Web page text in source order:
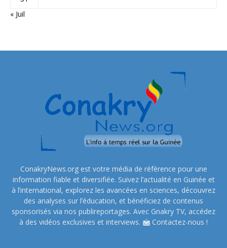
« Juil
ConakryNews.org est votre média de référence pour une
information fiable et diversifiée. Suivez l’actualité en Guinée et
à l’international, explorez les avancées en sciences, découvrez
des analyses sur l’éducation, et bénéficiez de contenus
sponsorisés via nos publireportages. Avec Gnakry TV, accédez
à des vidéos exclusives et interviews.
Contactez-nous !